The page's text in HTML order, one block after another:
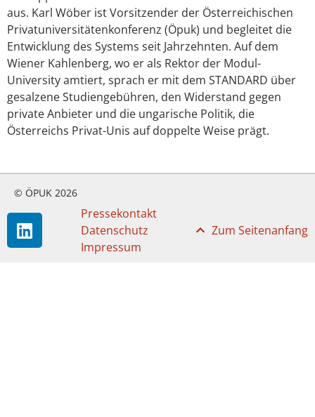
aus. Karl Wöber ist Vorsitzender der Österreichischen
Privatuniversitätenkonferenz (Öpuk) und begleitet die
Entwicklung des Systems seit Jahrzehnten. Auf dem
Wiener Kahlenberg, wo er als Rektor der Modul-
University amtiert, sprach er mit dem STANDARD über
gesalzene Studiengebühren, den Widerstand gegen
private Anbieter und die ungarische Politik, die
Österreichs Privat-Unis auf doppelte Weise prägt.
© ÖPUK 2026
Pressekontakt
Datenschutz
Impressum
Zum Seitenanfang